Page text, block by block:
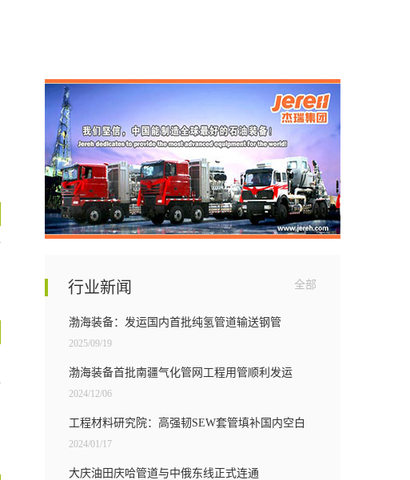
行业新闻 全部
渤海装备：发运国内首批纯氢管道输送钢管
2025/09/19
渤海装备首批南疆气化管网工程用管顺利发运
2024/12/06
工程材料研究院：高强韧SEW套管填补国内空白
2024/01/17
大庆油田庆哈管道与中俄东线正式连通